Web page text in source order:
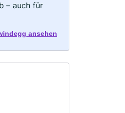
– auch für
ansehen